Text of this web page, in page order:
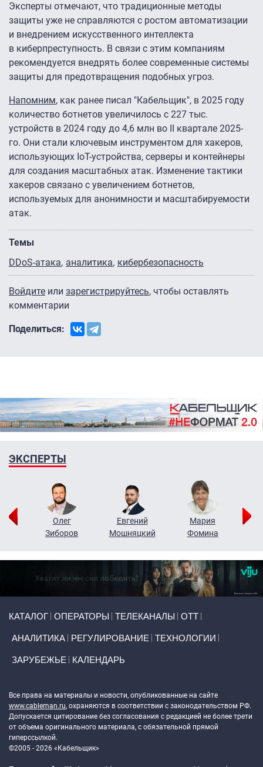
Эксперты отмечают, что традиционные методы
защиты уже не справляются с ростом автоматизации
и внедрением искусственного интеллекта
в киберпреступность. В связи с этим компаниям
рекомендуется внедрять более современные системы
защиты для предотвращения подобных угроз.
Напомним, как ранее писал "Кабельщик", в 2025 году
количество ботнетов увеличилось с 227 тыс.
устройств в 2024 году до 4,6 млн во II квартале 2025-
го. Они стали ключевым инструментом для хакеров,
использующих IoT-устройства, серверы и контейнеры
для создания масштабных атак. Изменение тактики
хакеров связано с увеличением ботнетов,
используемых для анонимности и масштабируемости
атак.
Темы
DDoS-атака аналитика кибербезопасность
Войдите или зарегистрируйтесь, чтобы оставлять
комментарии
Поделиться:
ЭКСПЕРТЫ
Олег
Зиборов
Евгений
Мошняцкий
Мария
Фомина
КАТАЛОГ ОПЕРАТОРЫ ТЕЛЕКАНАЛЫ ОТТ
АНАЛИТИКА РЕГУЛИРОВАНИЕ ТЕХНОЛОГИИ
ЗАРУБЕЖЬЕ КАЛЕНДАРЬ
Все права на материалы и новости, опубликованные на сайте
www.cableman.ru, охраняются в соответствии с законодательством РФ.
Допускается цитирование без согласования с редакцией не более трети
от объема оригинального материала, с обязательной прямой
гиперссылкой.
©2005 - 2026 «Кабельщик»